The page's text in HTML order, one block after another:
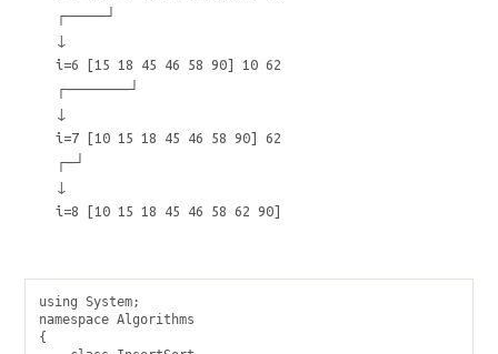
┌—————┘
↓
i=6 [15 18 45 46 58 90] 10 62
┌————————┘
↓
i=7 [10 15 18 45 46 58 90] 62
┌—┘
↓
i=8 [10 15 18 45 46 58 62 90]
using System;
namespace Algorithms
{